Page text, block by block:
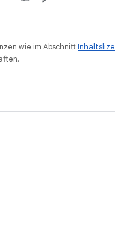
wie im Abschnitt